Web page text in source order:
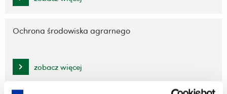
treści
Ochrona środowiska agrarnego
zobacz więcej